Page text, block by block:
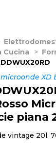
Cucina
>
XD
piana
vintage 20l.